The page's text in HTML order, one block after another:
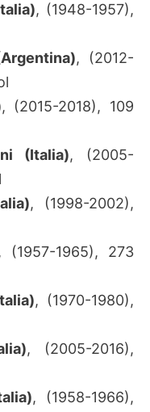
, (1948-1957),
, (2012-
, (2015-2018), 109
(Italia), (2005-
, (1998-2002),
, (1957-1965), 273
, (1970-1980),
, (2005-2016),
, (1958-1966),